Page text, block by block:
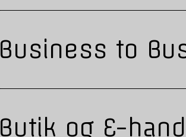
Business to
Butik og E-